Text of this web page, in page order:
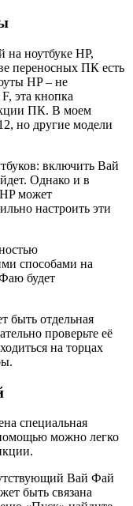
ноутбуке HP,
переносных ПК есть
HP – не
эта кнопка
ПК. В моем
но другие модели
включить Вай
Однако и в
может
настроить эти
способами на
будет
быть отдельная
проверьте её
на торцах
специальная
можно легко
Вай Фай
быть связана